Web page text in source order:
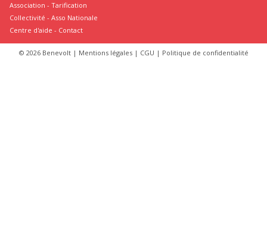
Association - Tarification
Collectivité - Asso Nationale
Centre d'aide - Contact
© 2026 Benevolt | Mentions légales| CGU | Politique de confidentialité